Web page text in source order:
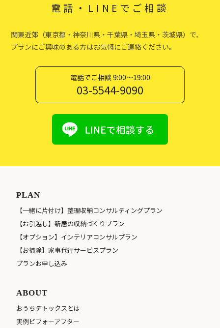
電話・LINEでご相談
関東近郊（東京都・神奈川県・千葉県・埼玉県・茨城県）で、
プランにご興味のある方はお気軽にご連絡ください。
電話でご相談 9:00〜19:00
03-5544-9090
PLAN
【一緒に片付け】整理収納コンサルティングプラン
【お引越し】新居の収納づくりプラン
【オプション】インテリアコンサルプラン
【お掃除】家事代行サービスプラン
プランお申し込み
ABOUT
おうちデトックスとは
実例ビフォーアフター